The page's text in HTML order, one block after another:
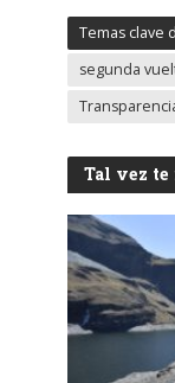
Temas clave
segunda
Tal vez